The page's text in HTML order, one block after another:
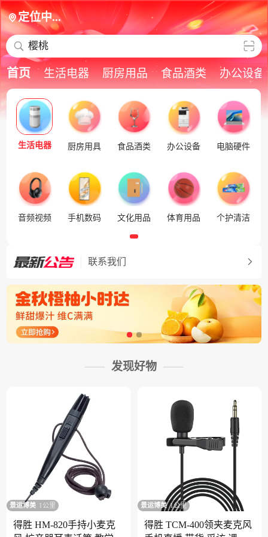
定位中...
樱桃
首页 生活电器 厨房用品 食品酒类 办公设备
生活电器 厨房用具 食品酒类 办公设备 电脑硬件
音频视频 手机数码 文化用品 体育用品 个护清洁
联系我们
发现好物
景运博美 1公里
得胜 HM-820手持小麦克
景运博美 1公里
得胜 TCM-400领夹麦克风